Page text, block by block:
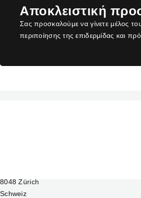
Αποκλειστική
Σας προσκαλούμε να γίνετε μέλος
περιποίησης της επιδερμίδας και
8048 Zürich
Schweiz